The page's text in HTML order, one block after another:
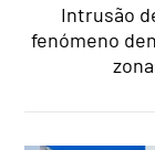
Intrusão
fenómeno